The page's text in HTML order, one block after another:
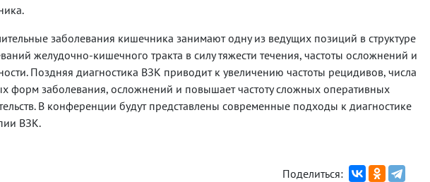
заболевания кишечника занимают одну из ведущих позиций в структуре
желудочно-кишечного тракта в силу тяжести течения, частоты осложнений и
Поздняя диагностика ВЗК приводит к увеличению частоты рецидивов, числа
форм заболевания, осложнений и повышает частоту сложных оперативных
В конференции будут представлены современные подходы к диагностике
ВЗК.
Поделиться: